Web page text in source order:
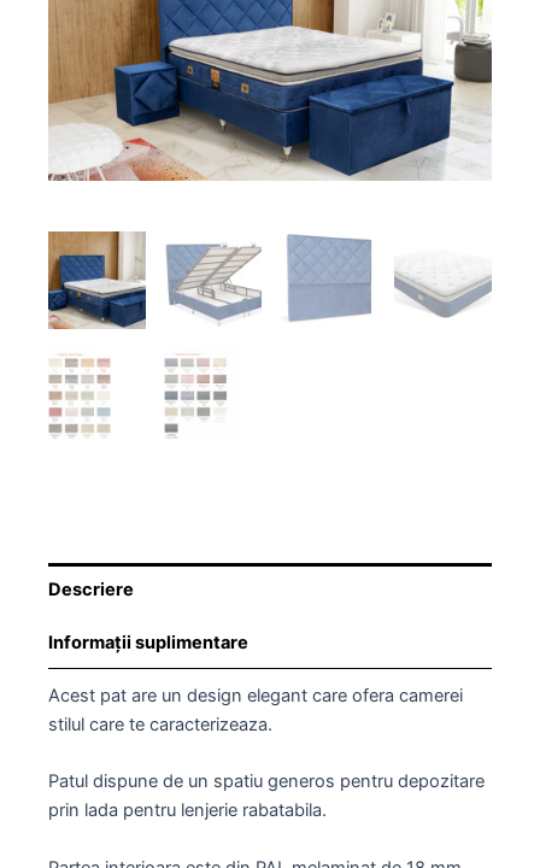
Descriere
Informații suplimentare
Acest pat are un design elegant care ofera camerei
stilul care te caracterizeaza.
Patul dispune de un spatiu generos pentru depozitare
prin lada pentru lenjerie rabatabila.